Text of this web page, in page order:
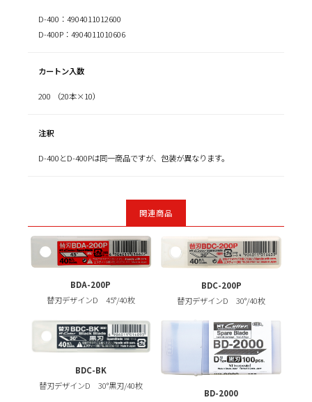
D-400：4904011012600
D-400P：4904011010606
カートン入数
200 （20本×10）
注釈
D-400とD-400Pは同一商品ですが、包装が異なります。
関連商品
BDA-200P
替刃デザインD 45°/40枚
BDC-200P
替刃デザインD 30°/40枚
BDC-BK
替刃デザインD 30°黒刃/40枚
BD-2000